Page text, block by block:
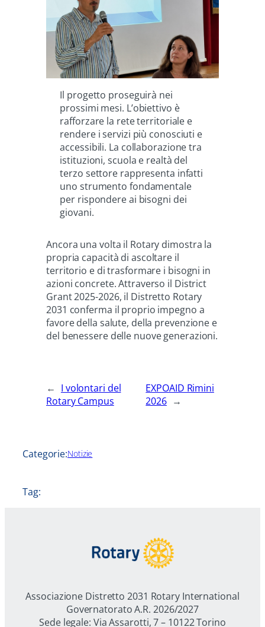
Il progetto proseguirà nei
prossimi mesi. L’obiettivo è
rafforzare la rete territoriale e
rendere i servizi più conosciuti e
accessibili. La collaborazione tra
istituzioni, scuola e realtà del
terzo settore rappresenta infatti
uno strumento fondamentale
per rispondere ai bisogni dei
giovani.
Ancora una volta il Rotary dimostra la
propria capacità di ascoltare il
territorio e di trasformare i bisogni in
azioni concrete. Attraverso il District
Grant 2025-2026, il Distretto Rotary
2031 conferma il proprio impegno a
favore della salute, della prevenzione e
del benessere delle nuove generazioni.
← I volontari del
Rotary Campus
EXPOAID Rimini
2026 →
Categorie:Notizie
Tag:
Associazione Distretto 2031 Rotary International
Governatorato A.R. 2026/2027
Sede legale: Via Assarotti, 7 – 10122 Torino